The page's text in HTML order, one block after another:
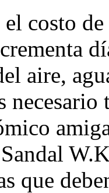
costo
aire,
que